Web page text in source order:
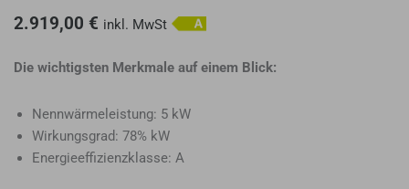
2.919,00 € inkl. MwSt
Die wichtigsten Merkmale auf einem Blick:
Nennwärmeleistung: 5 kW
Wirkungsgrad: 78% kW
Energieeffizienzklasse: A